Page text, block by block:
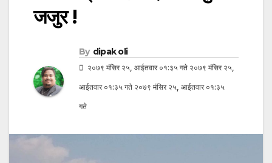
जजुर !
By dipak oli
२०७९ मंसिर २५, आईतवार ०१:३५ गते २०७९ मंसिर २५,
आईतवार ०१:३५ गते २०७९ मंसिर २५, आईतवार ०१:३५
गते